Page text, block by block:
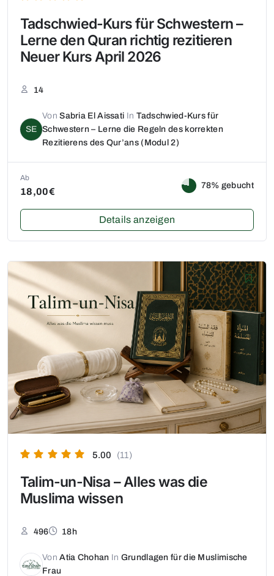
Tadschwied-Kurs für Schwestern –
Lerne den Quran richtig rezitieren
Neuer Kurs April 2026
14
SE
VonSabria El Aissati In Tadschwied-Kurs für
Schwestern – Lerne die Regeln des korrekten
Rezitierens des Qur’ans (Modul 2)
Ab
18,00€
78% gebucht
Details anzeigen
5.00 (11)
Talim-un-Nisa – Alles was die
Muslima wissen
496 18h
VonAtia Chohan In Grundlagen für die Muslimische
Frau